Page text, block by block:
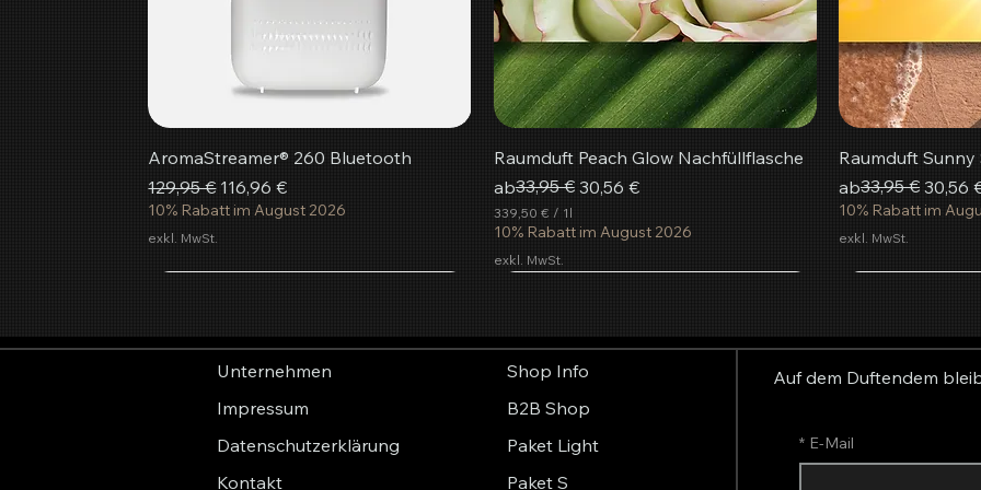
AromaStreamer® 260 Bluetooth
Standardpreis
129,95 € Sale-Preis
116,96 €
10% Rabatt im August 2026
exkl. MwSt.
Raumduft Peach Glow Nachfüllflasche
ab
Standardpreis
33,95 € 30,56 €
Sale-Preis
339,50 € / 1l
3
9
€
10% Rabatt im August 2026
exkl. MwSt.
Raumduft
ab
Standardpreis
33,95 € 30,56
Sale-Preis
10% Rabatt im
exkl. MwSt.
Unternehmen
Impressum
Datenschutzerklärung
Kontakt
Shop Info
B2B Shop
Paket Light
Paket S
Auf dem Duftendem
* E-Mail